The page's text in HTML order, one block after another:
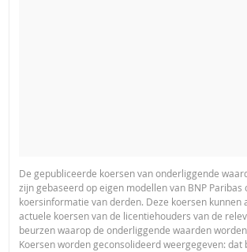
De gepubliceerde koersen van onderliggende
zijn gebaseerd op eigen modellen van BNP Paribas
koersinformatie van derden. Deze koersen kunnen
actuele koersen van de licentiehouders van de
beurzen waarop de onderliggende waarden
Koersen worden geconsolideerd weergegeven: dat